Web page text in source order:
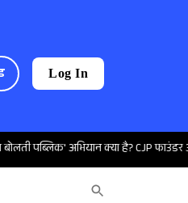
Log In
अभियान क्या है? CJP फाउंडर